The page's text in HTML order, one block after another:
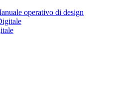
operativo di design